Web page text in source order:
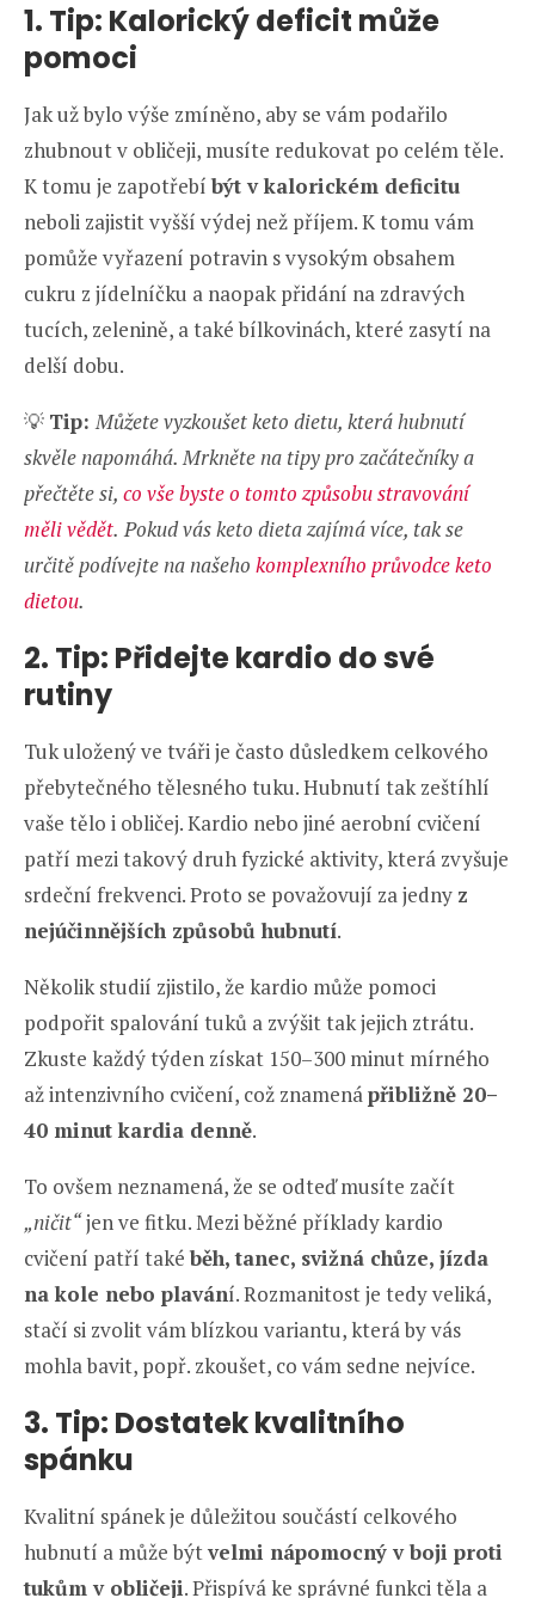
1. Tip: Kalorický deficit může
pomoci
Jak už bylo výše zmíněno, aby se vám podařilo
zhubnout v obličeji, musíte redukovat po celém těle.
K tomu je zapotřebí být v kalorickém deficitu
neboli zajistit vyšší výdej než příjem. K tomu vám
pomůže vyřazení potravin s vysokým obsahem
cukru z jídelníčku a naopak přidání na zdravých
tucích, zelenině, a také bílkovinách, které zasytí na
delší dobu.
💡 Tip:Můžete vyzkoušet keto dietu, která hubnutí
skvěle napomáhá. Mrkněte na tipy pro začátečníky a
přečtěte si, co vše byste o tomto způsobu stravování
měli vědět. Pokud vás keto dieta zajímá více, tak se
určitě podívejte na našeho komplexního průvodce keto
dietou.
2. Tip: Přidejte kardio do své
rutiny
Tuk uložený ve tváři je často důsledkem celkového
přebytečného tělesného tuku. Hubnutí tak zeštíhlí
vaše tělo i obličej. Kardio nebo jiné aerobní cvičení
patří mezi takový druh fyzické aktivity, která zvyšuje
srdeční frekvenci. Proto se považovují za jedny z
nejúčinnějších způsobů hubnutí.
Několik studií zjistilo, že kardio může pomoci
podpořit spalování tuků a zvýšit tak jejich ztrátu.
Zkuste každý týden získat 150–300 minut mírného
až intenzivního cvičení, což znamenápřibližně 20–
40 minut kardia denně.
To ovšem neznamená, že se odteď musíte začít
„ničit“jen ve fitku. Mezi běžné příklady kardio
cvičení patří také běh, tanec, svižná chůze, jízda
na kole nebo plavání. Rozmanitost je tedy veliká,
stačí si zvolit vám blízkou variantu, která by vás
mohla bavit, popř. zkoušet, co vám sedne nejvíce.
3. Tip: Dostatek kvalitního
spánku
Kvalitní spánek je důležitou součástí celkového
hubnutí a může býtvelmi nápomocný v boji proti
tukům v obličeji. Přispívá ke správné funkci těla a